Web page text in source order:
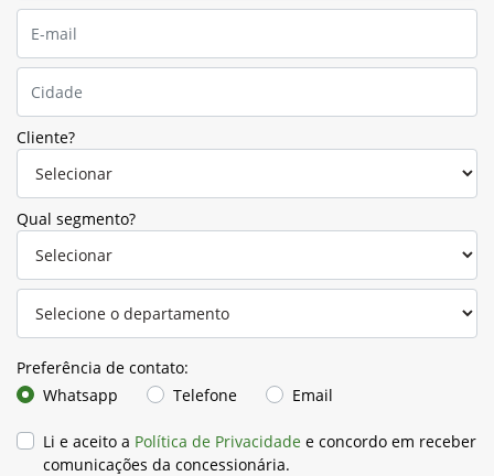
Cliente?
Qual segmento?
Preferência de contato:
Whatsapp
Telefone Email
Li e aceito a Política de Privacidade e concordo em receber
comunicações da concessionária.